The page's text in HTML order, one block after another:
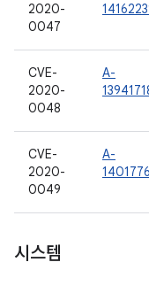
2020-
0047
CVE-
2020-
0048
A-
CVE-
2020-
0049
A-
시스템